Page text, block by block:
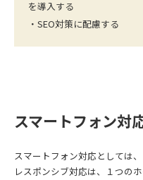
を導入する
・SEO対策に配慮する
スマートフォン対
スマートフォン対応としては
レスポンシブ対応は、１つの